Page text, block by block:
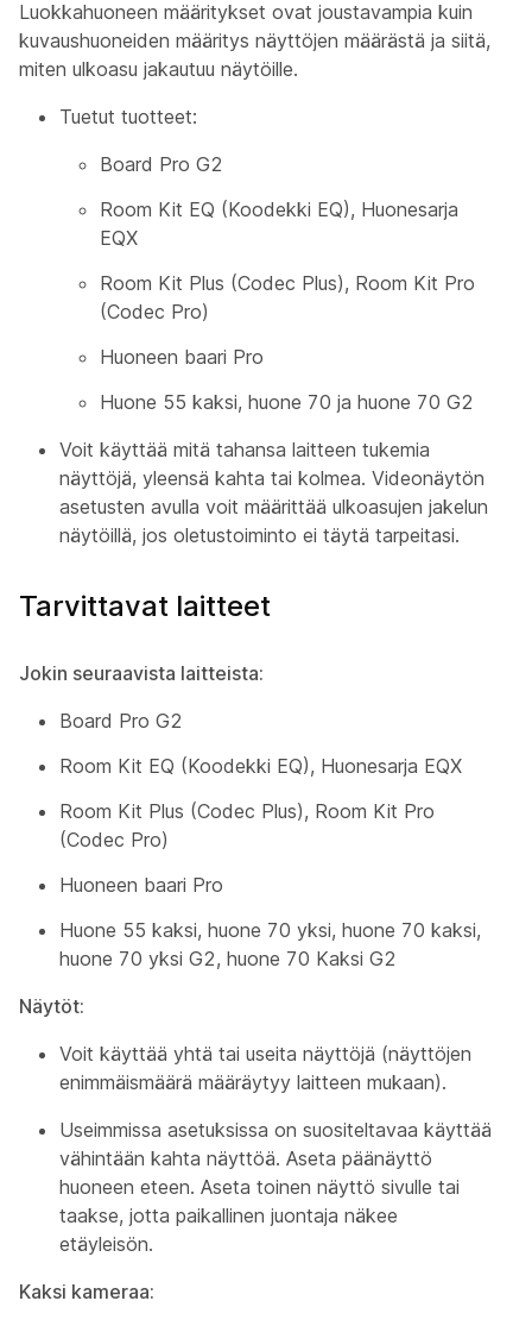
Luokkahuoneen määritykset ovat joustavampia kuin
kuvaushuoneiden määritys näyttöjen määrästä ja siitä,
miten ulkoasu jakautuu näytöille.
Tuetut tuotteet:
Board Pro G2
Room Kit EQ (Koodekki EQ), Huonesarja
EQX
Room Kit Plus (Codec Plus), Room Kit Pro
(Codec Pro)
Huoneen baari Pro
Huone 55 kaksi, huone 70 ja huone 70 G2
Voit käyttää mitä tahansa laitteen tukemia
näyttöjä, yleensä kahta tai kolmea. Videonäytön
asetusten avulla voit määrittää ulkoasujen jakelun
näytöillä, jos oletustoiminto ei täytä tarpeitasi.
Tarvittavat laitteet
Jokin seuraavista laitteista:
Board Pro G2
Room Kit EQ (Koodekki EQ), Huonesarja EQX
Room Kit Plus (Codec Plus), Room Kit Pro
(Codec Pro)
Huoneen baari Pro
Huone 55 kaksi, huone 70 yksi, huone 70 kaksi,
huone 70 yksi G2, huone 70 Kaksi G2
Näytöt:
Voit käyttää yhtä tai useita näyttöjä (näyttöjen
enimmäismäärä määräytyy laitteen mukaan).
Useimmissa asetuksissa on suositeltavaa käyttää
vähintään kahta näyttöä. Aseta päänäyttö
huoneen eteen. Aseta toinen näyttö sivulle tai
taakse, jotta paikallinen juontaja näkee
etäyleisön.
Kaksi kameraa: